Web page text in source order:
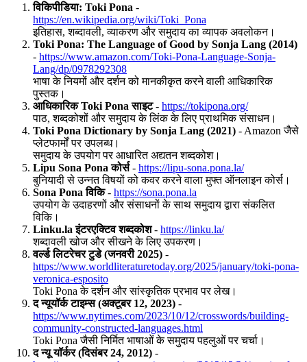
विकिपीडिया: Toki Pona -
https://en.wikipedia.org/wiki/Toki_Pona
इतिहास, शब्दावली, व्याकरण और समुदाय का व्यापक अवलोकन।
Toki Pona: The Language of Good by Sonja Lang (2014)
- https://www.amazon.com/Toki-Pona-Language-Sonja-
Lang/dp/0978292308
भाषा के नियमों और दर्शन को मानकीकृत करने वाली आधिकारिक
पुस्तक।
आधिकारिक Toki Pona साइट- https://tokipona.org/
पाठ, शब्दकोशों और समुदाय के लिंक के लिए प्राथमिक संसाधन।
Toki Pona Dictionary by Sonja Lang (2021) - Amazon जैसे
प्लेटफार्मों पर उपलब्ध।
समुदाय के उपयोग पर आधारित अद्यतन शब्दकोश।
Lipu Sona Pona कोर्स- https://lipu-sona.pona.la/
बुनियादी से उन्नत विषयों को कवर करने वाला मुफ्त ऑनलाइन कोर्स।
Sona Pona विकि- https://sona.pona.la
उपयोग के उदाहरणों और संसाधनों के साथ समुदाय द्वारा संकलित
विकि।
Linku.la इंटरएक्टिव शब्दकोश- https://linku.la/
शब्दावली खोज और सीखने के लिए उपकरण।
वर्ल्ड लिटरेचर टुडे (जनवरी 2025) -
https://www.worldliteraturetoday.org/2025/january/toki-pona-
veronica-esposito
Toki Pona के दर्शन और सांस्कृतिक प्रभाव पर लेख।
द न्यूयॉर्क टाइम्स (अक्टूबर 12, 2023) -
https://www.nytimes.com/2023/10/12/crosswords/building-
community-constructed-languages.html
Toki Pona जैसी निर्मित भाषाओं के समुदाय पहलुओं पर चर्चा।
द न्यू यॉर्कर (दिसंबर 24, 2012) -